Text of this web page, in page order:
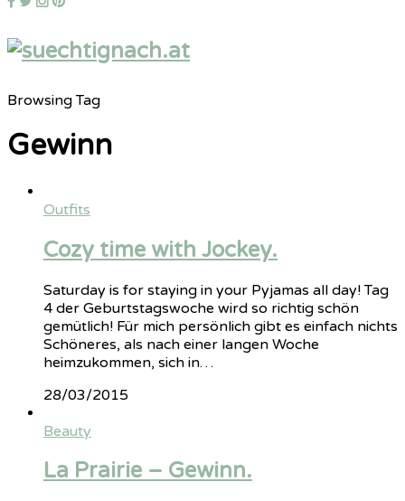
Browsing Tag
Gewinn
Outfits
Cozy time with Jockey.
Saturday is for staying in your Pyjamas all day! Tag
4 der Geburtstagswoche wird so richtig schön
gemütlich! Für mich persönlich gibt es einfach nichts
Schöneres, als nach einer langen Woche
heimzukommen, sich in…
28/03/2015
Beauty
La Prairie – Gewinn.